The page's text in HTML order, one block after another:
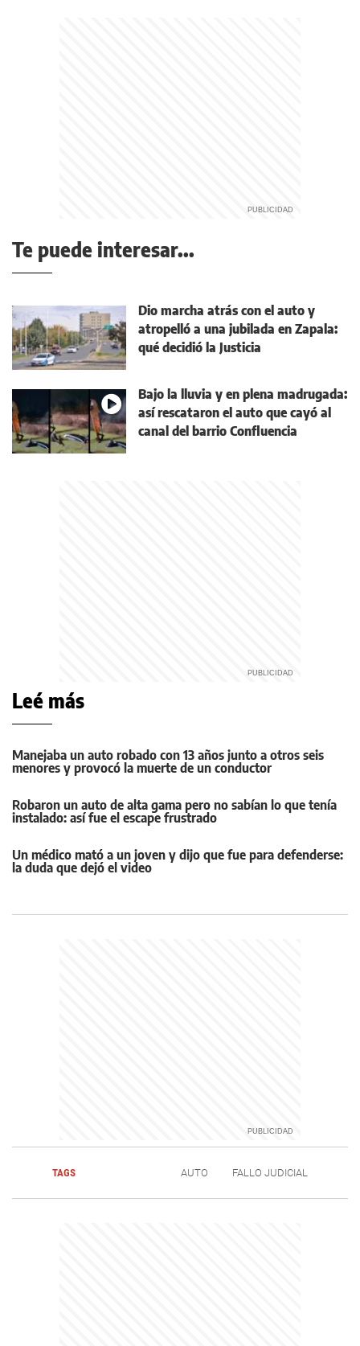
Te puede interesar...
Dio marcha atrás con el auto y
atropelló a una jubilada en Zapala:
qué decidió la Justicia
Bajo la lluvia y en plena madrugada:
así rescataron el auto que cayó al
canal del barrio Confluencia
Leé más
Manejaba un auto robado con 13 años junto a otros seis
menores y provocó la muerte de un conductor
Robaron un auto de alta gama pero no sabían lo que tenía
instalado: así fue el escape frustrado
Un médico mató a un joven y dijo que fue para defenderse:
la duda que dejó el video
TAGS AUTO FALLO JUDICIAL